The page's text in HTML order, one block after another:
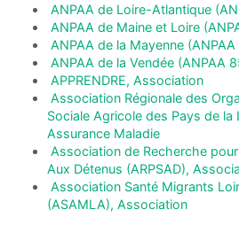
ANPAA de Loire-Atlantique
ANPAA de Maine et Loire
ANPAA de la Mayenne
ANPAA de la Vendée (ANPAA
APPRENDRE, Association
Association Régionale des
Sociale Agricole des Pays de la
Assurance Maladie
Association de Recherche
Aux Détenus (ARPSAD),
Association Santé Migrants
(ASAMLA), Association